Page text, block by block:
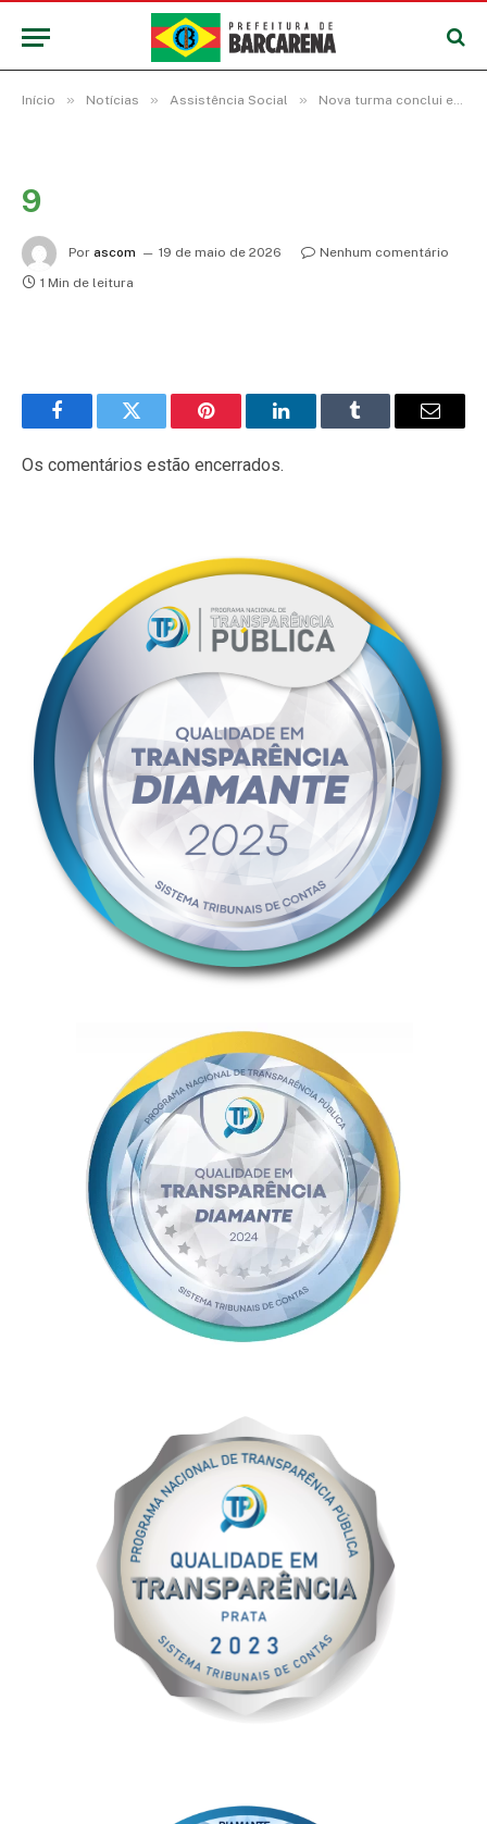
Início » Notícias » Assistência Social » Nova turma conclui etapa formativa do Acessuas Trabalho em Barcarena
9
Por ascom 19 de maio de 2026
Nenhum comentário
1 Min de leitura
FacebookTwitter Pinterest LinkedInTumblr
E-
Os comentários estão encerrados.